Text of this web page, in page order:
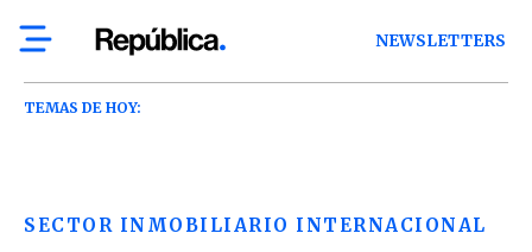
NEWSLETTERS
TEMAS DE HOY:
SECTOR INMOBILIARIO INTERNACIONAL